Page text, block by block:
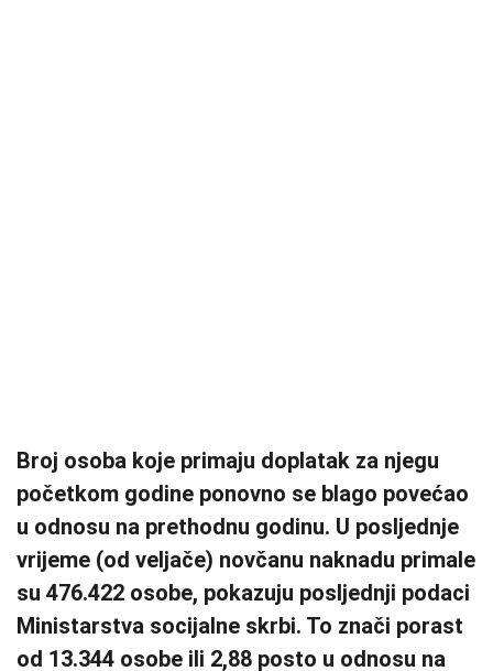
Broj osoba koje primaju doplatak za njegu
početkom godine ponovno se blago povećao
u odnosu na prethodnu godinu. U posljednje
vrijeme (od veljače) novčanu naknadu primale
su 476.422 osobe, pokazuju posljednji podaci
Ministarstva socijalne skrbi. To znači porast
od 13.344 osobe ili 2,88 posto u odnosu na